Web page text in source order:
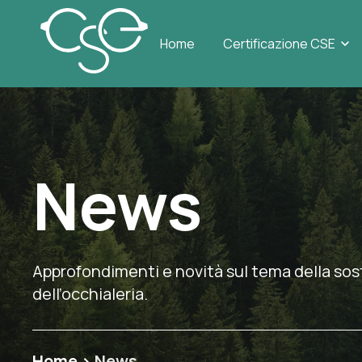
Home Certificazione CSE
News
Approfondimenti e novità sul tema della
dell’occhialeria.